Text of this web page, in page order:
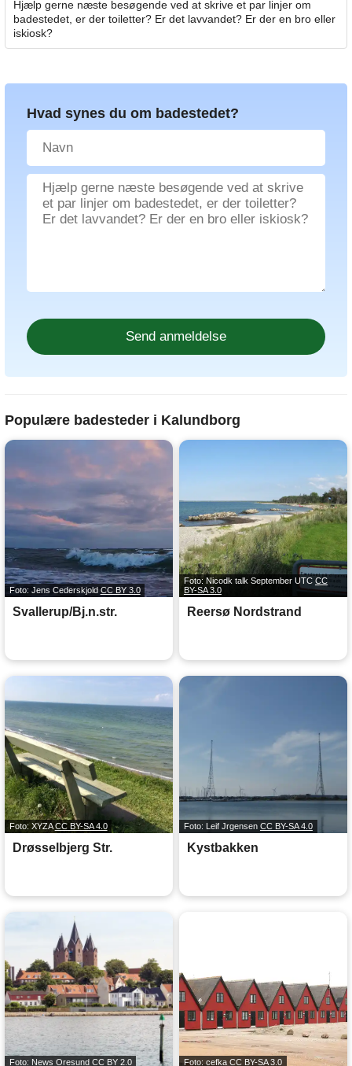
Hjælp gerne næste besøgende ved at skrive et par linjer om
badestedet, er der toiletter? Er det lavvandet? Er der en bro eller
iskiosk?
Hvad synes du om badestedet?
Populære badesteder i Kalundborg
Foto: Jens Cederskjold CC BY 3.0
Svallerup/Bj.n.str.
Foto: Nicodk talk September UTC CC
BY-SA 3.0
Reersø Nordstrand
Foto: XYZACC BY-SA 4.0
Drøsselbjerg Str.
Foto: Leif Jrgensen CC BY-SA 4.0
Kystbakken
Foto: News Oresund CC BY 2.0 Foto: cefka CC BY-SA 3.0